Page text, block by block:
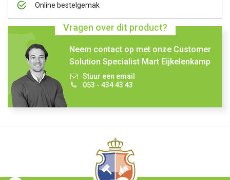
Online bestelgemak
Vragen over dit product?
Neem contact op met onze Customer
Solution Specialist Mart Eijkelenkamp
Stuur een email
053 - 434 43 43